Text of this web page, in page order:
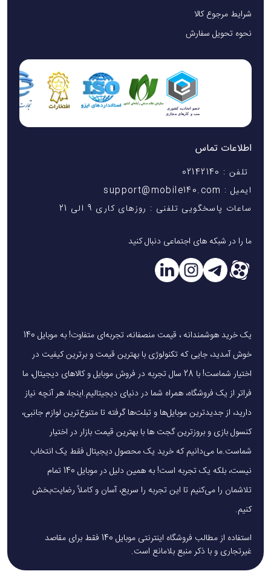
شرایط مرجوع کالا
نحوه تحویل سفارش
اطلاعات تماس
تلفن : 02142140
ایمیل : support@mobile140.com
ساعات پاسخگویی تلفنی : روزهای کاری 9 الی 21
ما را در شبکه های اجتماعی دنبال کنید
یک خرید هوشمندانه ، قیمت منصفانه، تجربه‌ای متفاوت! به موبایل 140
خوش آمدید، جایی که تکنولوژی با بهترین قیمت و برترین کیفیت در
اختیار شماست! با 28 سال تجربه در فروش موبایل و کالاهای دیجیتال، ما
فراتر از یک فروشگاه، همراه شما در دنیای دیجیتالیم.اینجا، هر آنچه نیاز
دارید، از جدیدترین موبایل‌ها و تبلت‌ها گرفته تا متنوع‌ترین لوازم جانبی،
کنسول بازی و بروزترین گجت ها با بهترین قیمت بازار در اختیار
شماست.ما می‌دانیم که خرید یک محصول دیجیتال فقط یک انتخاب
نیست، بلکه یک تجربه است! به همین دلیل در موبایل 140 تمام
تلاشمان را می‌کنیم تا این تجربه را سریع، آسان و کاملاً رضایت‌بخش
کنیم.
استفاده از مطالب فروشگاه اینترنتی موبایل 140 فقط برای مقاصد
غیرتجاری و با ذکر منبع بلامانع است.